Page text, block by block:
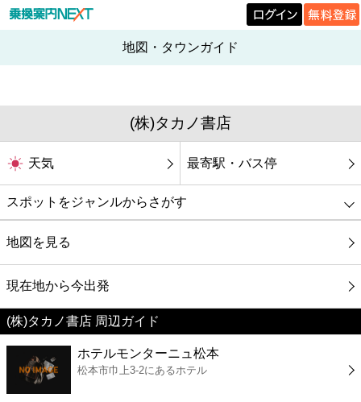
地図・タウンガイド
(株)タカノ書店
天気 最寄駅・バス停
スポットをジャンルからさがす
グルメ
映画
美容
コンビニ
地図を見る
現在地から今出発
(株)タカノ書店 周辺ガイド
ホテルモンターニュ松本
松本市巾上3-2にあるホテル